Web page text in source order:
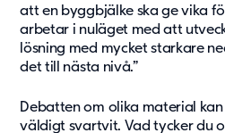
att en byggbjälke ska ge vika
arbetar i nuläget med att
lösning med mycket starkare
det till nästa nivå.”
Debatten om olika material
väldigt svartvit. Vad tycker du